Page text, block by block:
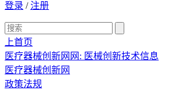
登录 /注册
上首页
医疗器械创新网网: 医械创新技术信息
医疗器械创新网
政策法规